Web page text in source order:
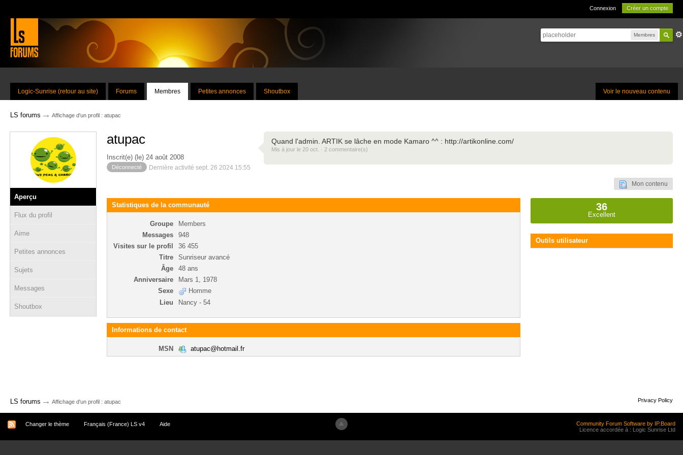
Connexion Créer un compte
Membres
Voir le nouveau contenu
Logic-Sunrise (retour au site) Forums Membres Petites annonces Shoutbox
LS forums → Affichage d'un profil : atupac
Aperçu
Flux du profil
Aime
Petites annonces
Sujets
Messages
Shoutbox
atupac
Inscrit(e) (le) 24 août 2008
Déconnecté Dernière activité sept. 26 2024 15:55
Quand l'admin. ARTIK se lâche en mode Kamaro ^^ : http://artikonline.com/
Mis à jour le 20 oct. · 2 commentaire(s)
Mon contenu
Statistiques de la communauté
Groupe
Members
Messages
948
Visites sur le profil
36 455
Titre
Sunriseur avancé
Âge
48 ans
Anniversaire
Mars 1, 1978
Sexe
Homme
Lieu
Nancy - 54
Informations de contact
MSN atupac@hotmail.fr
36
Excellent
Outils utilisateur
LS forums → Affichage d'un profil : atupac Privacy Policy
Changer le thème Français (France) LS v4 Aide
Community Forum Software by IP.Board
Licence accordée à : Logic Sunrise Ltd